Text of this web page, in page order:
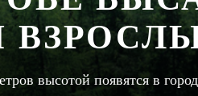
высотой появятся в